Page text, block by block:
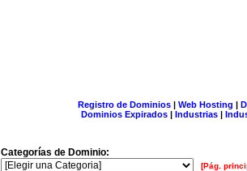
Registro de Dominios| Web Hosting |
Dominios Expirados | Industrias |
Categorías de Dominio:
[Pág.